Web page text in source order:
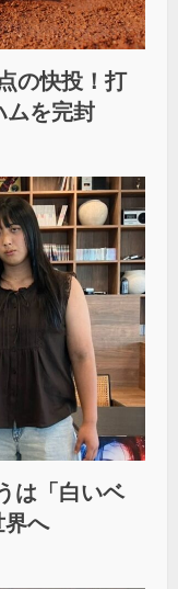
の快投！打
ムを完封
は「白いベ
へ